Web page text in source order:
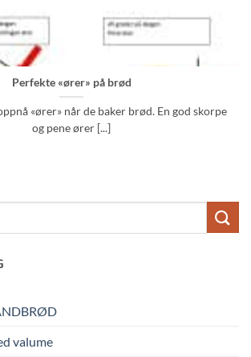
Perfekte «ører» på brød
«ører» når de baker brød. En god skorpe
og pene ører [...]
valume